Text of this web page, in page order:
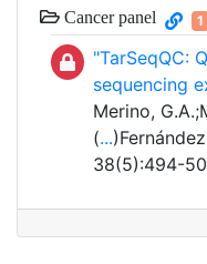
Cancer panel 1
"TarSeqQC:
sequencing
Merino,
(...
38(5):494-